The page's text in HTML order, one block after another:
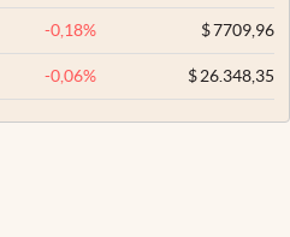
-0,18% $7709,96
-0,06% $26.348,35